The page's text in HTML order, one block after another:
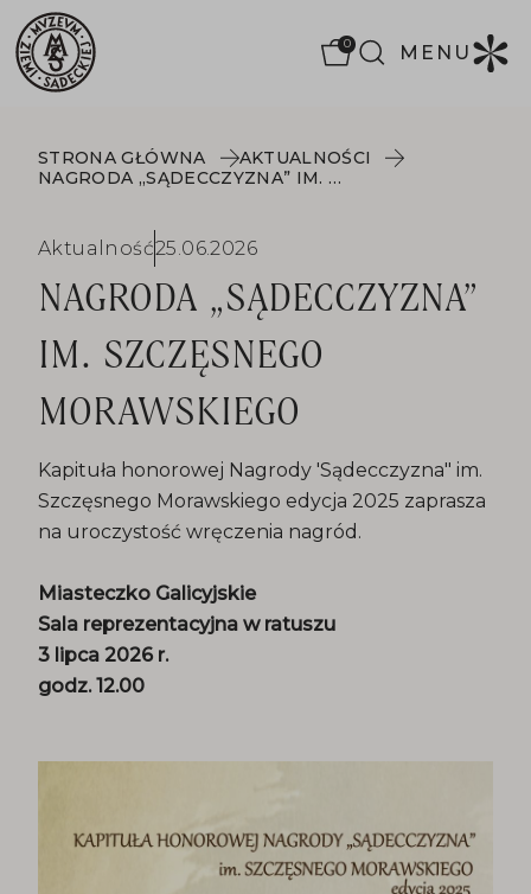
0 MENU
STRONA GŁÓWNA
AKTUALNOŚCI
NAGRODA „SĄDECCZYZNA” IM. SZCZĘSNEGO MORAWSKIEGO
Aktualność25.06.2026
NAGRODA „SĄDECCZYZNA”
IM. SZCZĘSNEGO
MORAWSKIEGO
Kapituła honorowej Nagrody 'Sądecczyzna" im.
Szczęsnego Morawskiego edycja 2025 zaprasza
na uroczystość wręczenia nagród.
Miasteczko Galicyjskie
Sala reprezentacyjna w ratuszu
3 lipca 2026 r.
godz. 12.00